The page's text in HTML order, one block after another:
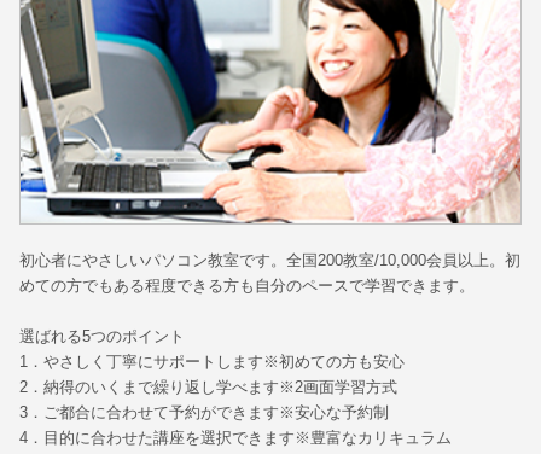
初心者にやさしいパソコン教室です。全国200教室/10,000会員以上。初
めての方でもある程度できる方も自分のペースで学習できます。
選ばれる5つのポイント
1．やさしく丁寧にサポートします※初めての方も安心
2．納得のいくまで繰り返し学べます※2画面学習方式
3．ご都合に合わせて予約ができます※安心な予約制
4．目的に合わせた講座を選択できます※豊富なカリキュラム